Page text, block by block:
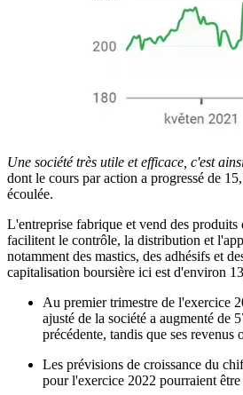
Une société très utile et efficace, c'est
dont le cours par action a progressé de
écoulée.
L'entreprise fabrique et vend des produits
facilitent le contrôle, la distribution et
notamment des mastics, des adhésifs et
capitalisation boursière ici est d'environ
Au premier trimestre de l'exercice
ajusté de la société a augmenté de
précédente, tandis que ses revenus
Les prévisions de croissance du
pour l'exercice 2022 pourraient être